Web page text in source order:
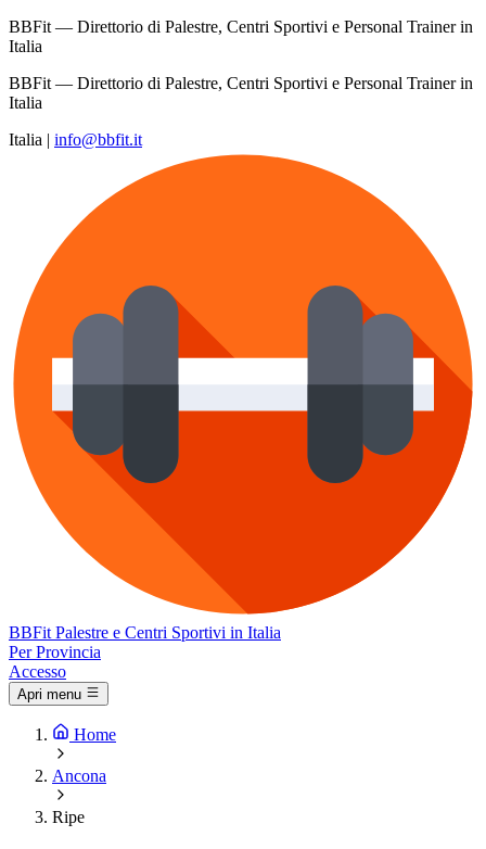
BBFit — Direttorio di Palestre, Centri Sportivi e Personal Trainer in
Italia
BBFit — Direttorio di Palestre, Centri Sportivi e Personal Trainer in
Italia
Italia | info@bbfit.it
BBFit Palestre e Centri Sportivi in Italia
Per Provincia
Accesso
Apri menu
Home
Ancona
Ripe